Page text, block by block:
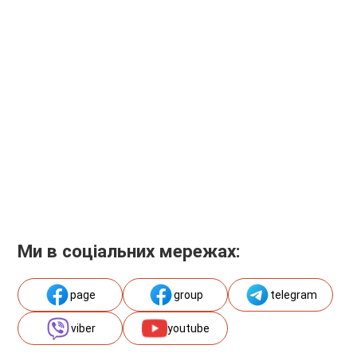
Ми в соціальних мережах:
page group telegram
viber youtube